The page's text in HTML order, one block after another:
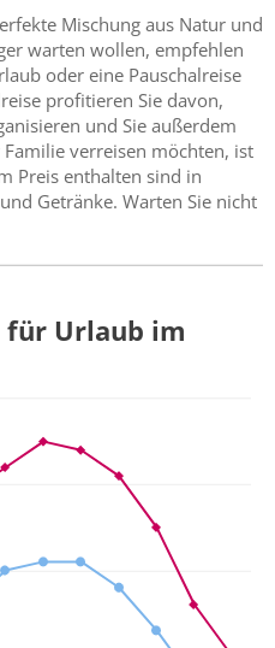
Mischung aus Natur und
warten wollen, empfehlen
oder eine Pauschalreise
profitieren Sie davon,
und Sie außerdem
verreisen möchten, ist
Preis enthalten sind in
Getränke. Warten Sie nicht
für Urlaub im